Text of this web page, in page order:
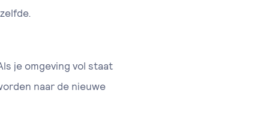
je omgeving vol staat
naar de nieuwe